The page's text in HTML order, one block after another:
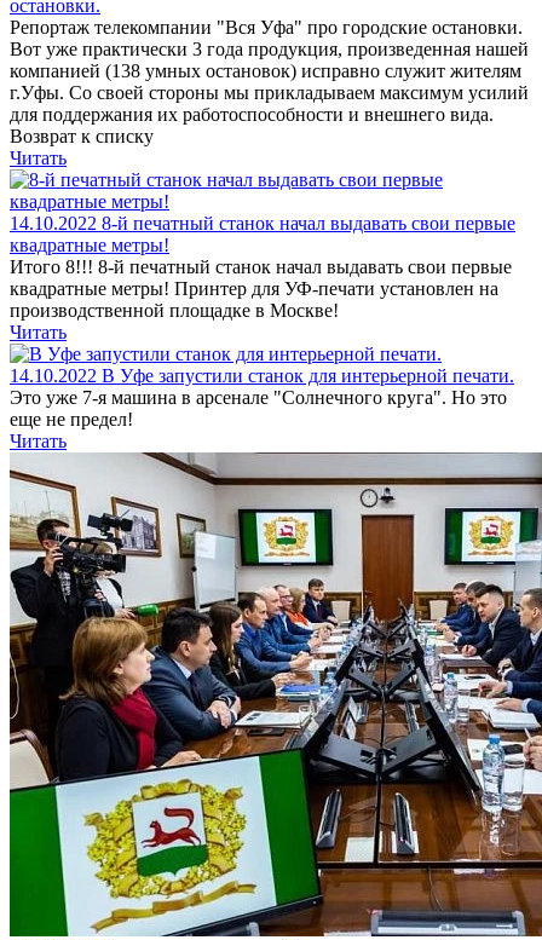
остановки.
Репортаж телекомпании "Вся Уфа" про городские остановки.
Вот уже практически 3 года продукция, произведенная нашей
компанией (138 умных остановок) исправно служит жителям
г.Уфы. Со своей стороны мы прикладываем максимум усилий
для поддержания их работоспособности и внешнего вида.
Возврат к списку
Читать
14.10.2022 8-й печатный станок начал выдавать свои первые
квадратные метры!
Итого 8!!! 8-й печатный станок начал выдавать свои первые
квадратные метры! Принтер для УФ-печати установлен на
производственной площадке в Москве!
Читать
14.10.2022 В Уфе запустили станок для интерьерной печати.
Это уже 7-я машина в арсенале "Солнечного круга". Но это
еще не предел!
Читать